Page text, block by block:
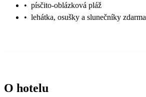
• písčito-oblázková pláž
• lehátka, osušky a slunečníky zdarma
O hotelu